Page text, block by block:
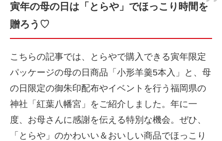
寅年の母の日は「とらや」でほっこり時間を
贈ろう♡
こちらの記事では、とらやで購入できる寅年限定
パッケージの母の日商品「小形羊羹5本入」と、母
の日限定の御朱印配布やイベントを行う福岡県の
神社「紅葉八幡宮」をご紹介しました。年に一
度、お母さんに感謝を伝える特別な機会。ぜひ、
「とらや」のかわいい＆おいしい商品でほっこり